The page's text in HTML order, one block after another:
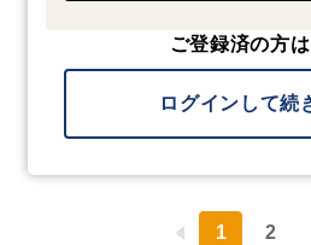
ご登録済の方
ログインして続
1 2